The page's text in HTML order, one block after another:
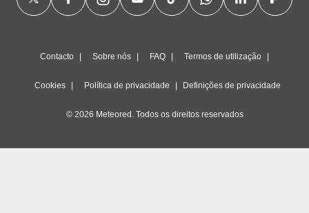
Contacto Sobre nós FAQ Termos de utilização
Cookies Política de privacidade Definições de privacidade
© 2026 Meteored. Todos os direitos reservados